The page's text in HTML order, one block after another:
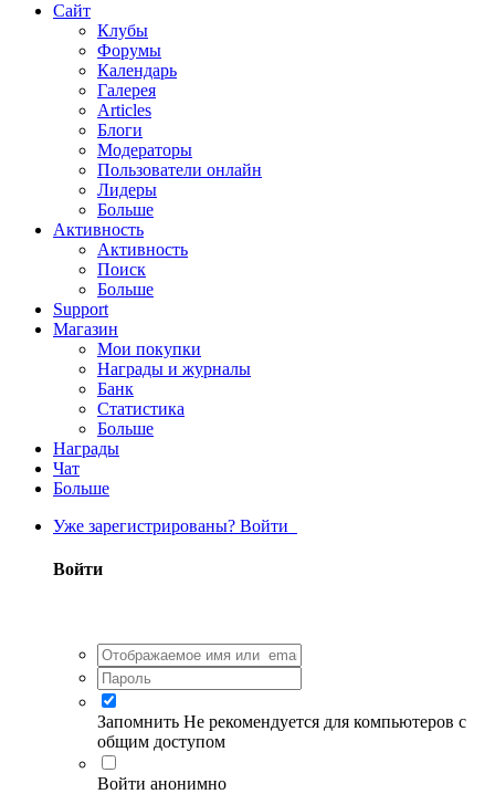
Сайт
Клубы
Форумы
Календарь
Галерея
Articles
Блоги
Модераторы
Пользователи онлайн
Лидеры
Больше
Активность
Активность
Поиск
Больше
Support
Магазин
Мои покупки
Награды и журналы
Банк
Статистика
Больше
Награды
Чат
Больше
Уже зарегистрированы? Войти
Войти
Запомнить Не рекомендуется для компьютеров с
общим доступом
Войти анонимно